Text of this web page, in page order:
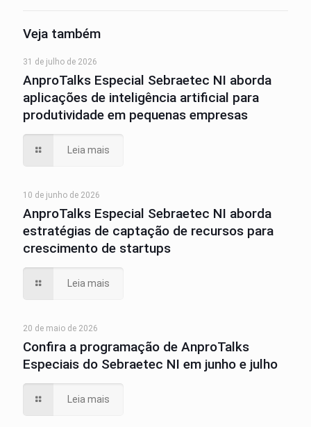
Veja também
31 de julho de 2026
AnproTalks Especial Sebraetec NI aborda
aplicações de inteligência artificial para
produtividade em pequenas empresas
Leia mais
10 de junho de 2026
AnproTalks Especial Sebraetec NI aborda
estratégias de captação de recursos para
crescimento de startups
Leia mais
20 de maio de 2026
Confira a programação de AnproTalks
Especiais do Sebraetec NI em junho e julho
Leia mais